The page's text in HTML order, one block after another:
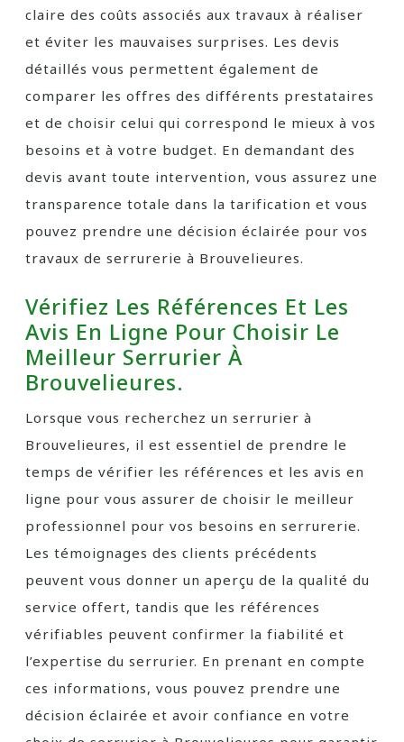
claire des coûts associés aux travaux à réaliser
et éviter les mauvaises surprises. Les devis
détaillés vous permettent également de
comparer les offres des différents prestataires
et de choisir celui qui correspond le mieux à vos
besoins et à votre budget. En demandant des
devis avant toute intervention, vous assurez une
transparence totale dans la tarification et vous
pouvez prendre une décision éclairée pour vos
travaux de serrurerie à Brouvelieures.
Vérifiez Les Références Et Les
Avis En Ligne Pour Choisir Le
Meilleur Serrurier À
Brouvelieures.
Lorsque vous recherchez un serrurier à
Brouvelieures, il est essentiel de prendre le
temps de vérifier les références et les avis en
ligne pour vous assurer de choisir le meilleur
professionnel pour vos besoins en serrurerie.
Les témoignages des clients précédents
peuvent vous donner un aperçu de la qualité du
service offert, tandis que les références
vérifiables peuvent confirmer la fiabilité et
l’expertise du serrurier. En prenant en compte
ces informations, vous pouvez prendre une
décision éclairée et avoir confiance en votre